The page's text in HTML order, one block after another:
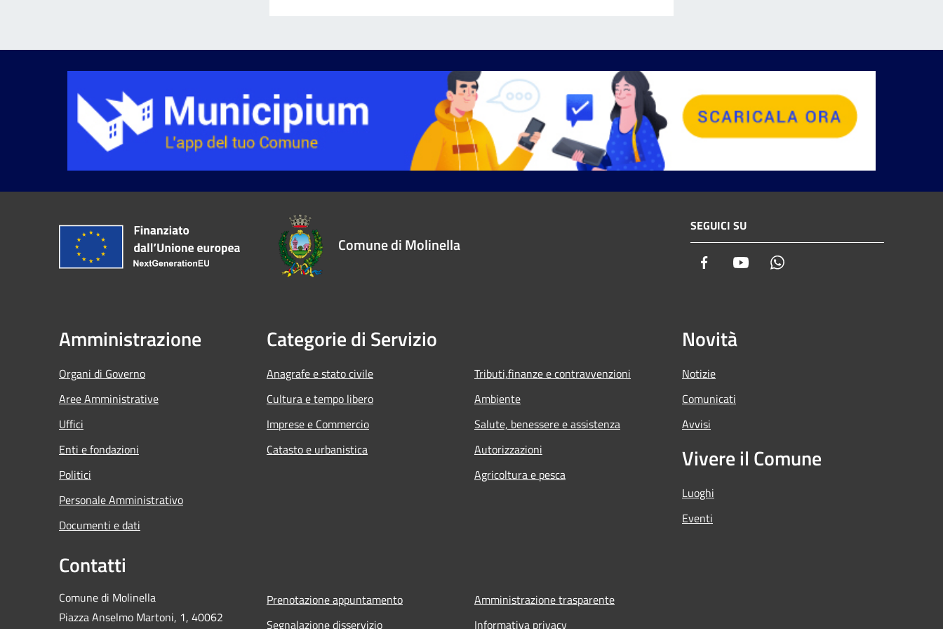
Comune di Molinella
SEGUICI SU
Facebook Youtube
Amministrazione
Organi di Governo
Aree Amministrative
Uffici
Enti e fondazioni
Politici
Personale Amministrativo
Documenti e dati
Categorie di Servizio
Anagrafe e stato civile
Cultura e tempo libero
Imprese e Commercio
Catasto e urbanistica
Tributi,finanze e contravvenzioni
Ambiente
Salute, benessere e assistenza
Autorizzazioni
Agricoltura e pesca
Novità
Notizie
Comunicati
Avvisi
Vivere il Comune
Luoghi
Eventi
Contatti
Comune di Molinella
Piazza Anselmo Martoni, 1, 40062
Prenotazione appuntamento
Segnalazione disservizio
Amministrazione trasparente
Informativa privacy